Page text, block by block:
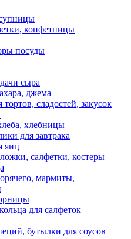
конфетницы
посуды
сыра
джема
сладостей, закусок
хлебницы
для завтрака
яиц
салфетки, костеры
мармиты,
для салфеток
бутылки для соусов